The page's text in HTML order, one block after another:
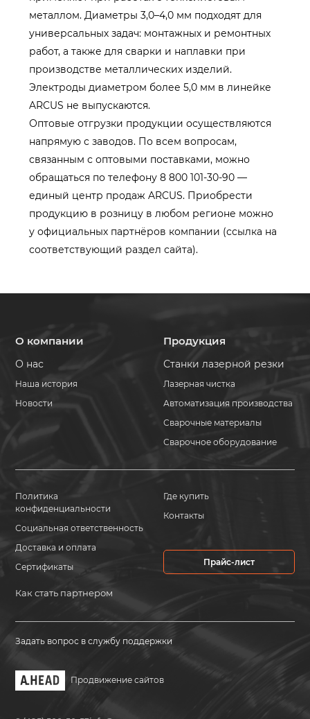
металлом. Диаметры 3,0–4,0 мм подходят для
универсальных задач: монтажных и ремонтных
работ, а также для сварки и наплавки при
производстве металлических изделий.
Электроды диаметром более 5,0 мм в линейке
ARCUS не выпускаются.
Оптовые отгрузки продукции осуществляются
напрямую с заводов. По всем вопросам,
связанным с оптовыми поставками, можно
обращаться по телефону 8 800 101-30-90 —
единый центр продаж ARCUS. Приобрести
продукцию в розницу в любом регионе можно
у официальных партнёров компании (ссылка на
соответствующий раздел сайта).
О компании
О нас
Наша история
Новости
Продукция
Станки лазерной резки
Лазерная чистка
Автоматизация производства
Сварочные материалы
Сварочное оборудование
Политика
конфиденциальности
Социальная ответственность
Доставка и оплата
Сертификаты
Как стать партнером
Где купить
Контакты
Прайс-лист
Задать вопрос в службу поддержки
Продвижение сайтов